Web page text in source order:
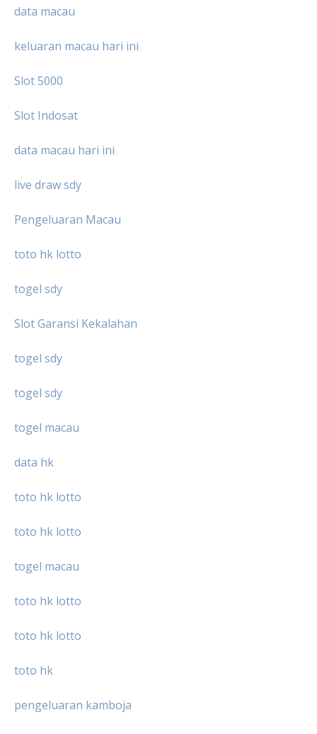
data macau
keluaran macau hari ini
Slot 5000
Slot Indosat
data macau hari ini
live draw sdy
Pengeluaran Macau
toto hk lotto
togel sdy
Slot Garansi Kekalahan
togel sdy
togel sdy
togel macau
data hk
toto hk lotto
toto hk lotto
togel macau
toto hk lotto
toto hk lotto
toto hk
pengeluaran kamboja